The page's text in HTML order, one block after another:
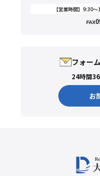
【営業時間】9:30
FAX
フォー
24時間
お